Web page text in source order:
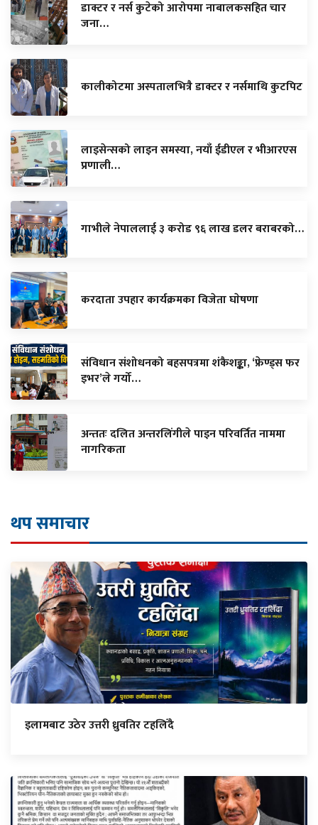
डाक्टर र नर्स कुटेको आरोपमा नाबालकसहित चार
जना…
कालीकोटमा अस्पतालभित्रै डाक्टर र नर्समाथि कुटपिट
लाइसेन्सको लाइन समस्या, नयाँ ईडीएल र भीआरएस
प्रणाली…
गाभीले नेपाललाई ३ करोड ९६ लाख डलर बराबरको…
करदाता उपहार कार्यक्रमका विजेता घाेषणा
संविधान संशोधनको बहसपत्रमा शंकैशङ्का, ‘फ्रेण्ड्स फर
इभर’ले गर्यो…
अन्ततः दलित अन्तरलिंगीले पाइन परिवर्तित नाममा
नागरिकता
थप समाचार
इलामबाट उठेर उत्तरी ध्रुवतिर टहलिँदै